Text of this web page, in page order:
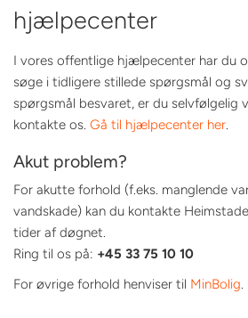
hjælpecenter
I vores offentlige hjælpecenter har du
søge i tidligere stillede spørgsmål og
spørgsmål besvaret, er du selvfølgelig
kontakte os. Gå til hjælpecenter her.
Akut problem?
For akutte forhold (f.eks. manglende
vandskade) kan du kontakte
tider af døgnet.
Ring til os på: +45 33 75 10 10
For øvrige forhold henviser til MinBolig.